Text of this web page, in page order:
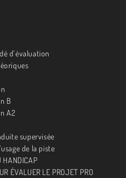
d’évaluation
B
A2
supervisée
de la piste
HANDICAP
ÉVALUER LE PROJET PRO